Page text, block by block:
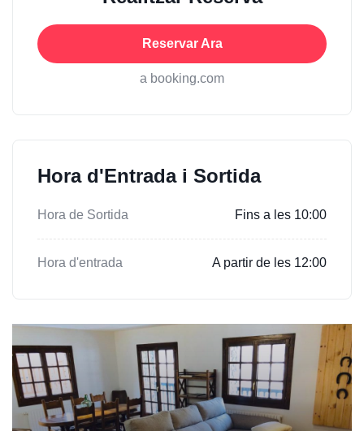
Reservar Ara
a booking.com
Hora d'Entrada i Sortida
Hora de Sortida Fins a les 10:00
Hora d'entrada A partir de les 12:00